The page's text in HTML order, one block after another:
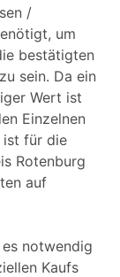
/
um
bestätigten
sein. Da ein
Wert ist
Einzelnen
ist für die
Rotenburg
auf
notwendig
Kaufs